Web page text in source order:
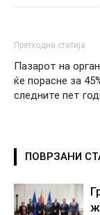
Претходна статија
Пазарот на
ќе порасне за
следните пет
ПОВРЗАНИ